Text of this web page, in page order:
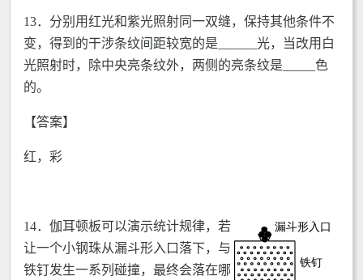
13．分别用红光和紫光照射同一双缝，保持其他条件不
变，得到的干涉条纹间距较宽的是______光，当改用白
光照射时，除中央亮条纹外，两侧的亮条纹是_____色
的。
【答案】
红，彩
14． 伽耳顿板可以演示统计规律，若
让一个小钢珠从漏斗形入口落下，与
铁钉发生一系列碰撞，最终会落在哪